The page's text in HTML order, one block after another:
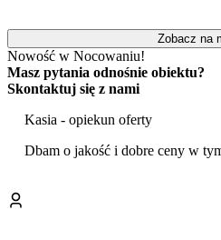
Pokoje jednoosobowe,
Niektóre pokoje posiadają aneksy
Ceny noclegów zależne od sezonu,
50 zł do 80 zł
MIESZKANIA
Zobacz na
Nowość w Nocowaniu!
Masz pytania odnośnie obiektu?
Skontaktuj się z nami
Kasia - opiekun oferty
Dbam o jakość i dobre ceny w